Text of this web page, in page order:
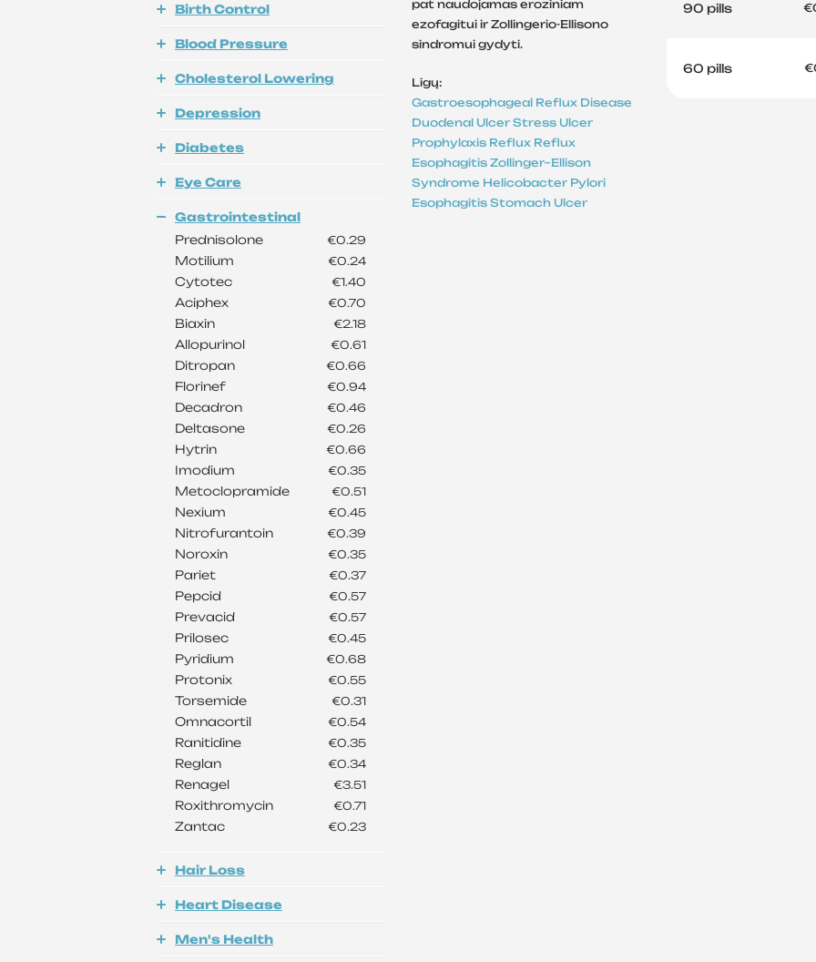
Birth Control
Blood Pressure
Cholesterol Lowering
Depression
Diabetes
Eye Care
Gastrointestinal
Prednisolone
€0.29
Motilium €0.24
Cytotec €1.40
Aciphex €0.70
Biaxin €2.18
Allopurinol €0.61
Ditropan €0.66
Florinef €0.94
Decadron €0.46
Deltasone €0.26
Hytrin €0.66
Imodium €0.35
Metoclopramide €0.51
Nexium €0.45
Nitrofurantoin €0.39
Noroxin €0.35
Pariet €0.37
Pepcid €0.57
Prevacid €0.57
Prilosec €0.45
Pyridium €0.68
Protonix €0.55
Torsemide €0.31
Omnacortil €0.54
Ranitidine €0.35
Reglan €0.34
Renagel €3.51
Roxithromycin €0.71
Zantac €0.23
Hair Loss
Heart Disease
Men's Health
pat naudojamas eroziniam
ezofagitui ir Zollingerio-Ellisono
sindromui gydyti.
Ligų:
Gastroesophageal Reflux Disease
Duodenal Ulcer Stress Ulcer
Prophylaxis Reflux Reflux
Esophagitis Zollinger–Ellison
Syndrome Helicobacter Pylori
Esophagitis Stomach Ulcer
90 pills
60 pills